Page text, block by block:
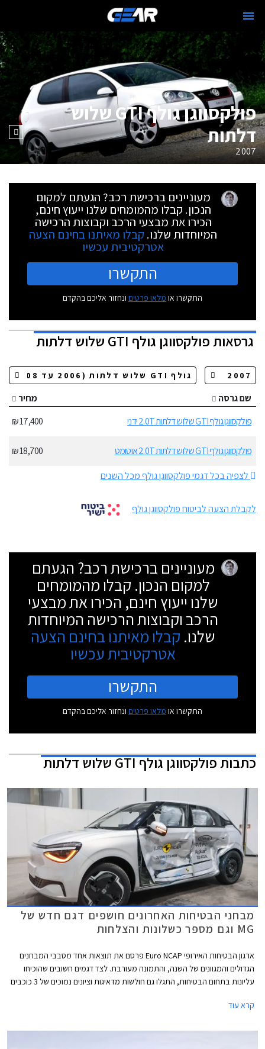
פולקסווגן גולף GTI שלוש
דלתות
2007
מעוניינים ברכישת רכב? הגעתם למקום
הנכון. קבלו מהמומחים שלנו ייעוץ חינם,
הכירו את מבצעי הרכב וקבוצות הרכישה
המיוחדות שלנו. קבלו מאיתנו בחינם הצעה
אטרקטיבית עכשיו
התקשרו
התקשרו או מלאו פרטים ונחזור אליכם בהקדם
גרסאותפולקסווגן גולף GTI שלוש דלתות
שם גרסה
מחיר
פולקסווגן גולף GTI שלוש דלתות 2.0T ידני
17,400 ₪
פולקסווגן גולף GTI שלוש דלתות 2.0T אוטומט
18,700 ₪
לצפיה בכל דגמי פולקסווגן גולף מכל השנים
לקבלת הצעה לביטוח פולקסווגן גולף
מעוניינים ברכישת רכב? הגעתם
למקום הנכון. קבלו מהמומחים
שלנו ייעוץ חינם, הכירו את מבצעי
הרכב וקבוצות הרכישה המיוחדות
שלנו. קבלו מאיתנו בחינם הצעה
אטרקטיבית עכשיו
התקשרו
התקשרו או מלאו פרטים ונחזור אליכם בהקדם
כתבותפולקסווגן גולף GTI שלוש דלתות
מבחני הבטיחות האחרונים חושפים דגם חדש של
MG וגם מספר כשלונות והצלחות
ארגון הבטיחות האירופי Euro NCAP פרסם את תוצאות אחד מסבבי המבחנים
הגדולים והמגוונים של השנה, והתמונה מעורבת. לצד דגמים חשובים שהוכיחו
עליונות בתחום הבטיחות, התגלו גם חולשות מדאיגות וציונים נמוכים של 3 כוכבים
מנת לבדוק את רמת בטיחותו בסטנדרטים של היום.
קרא עוד